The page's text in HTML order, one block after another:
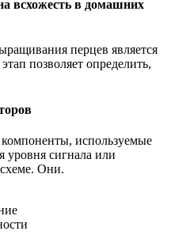
всхожесть в домашних
перцев является
позволяет определить,
используемые
уровня сигнала или
Они.